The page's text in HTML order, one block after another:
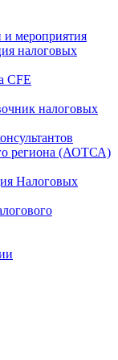
мероприятия
налоговых
CFE
налоговых
региона (АОТСА)
Налоговых